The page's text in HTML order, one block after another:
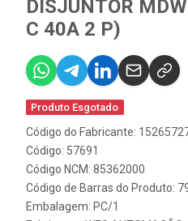
DISJUNTOR
C 40A 2 P)
Produto Esgotado
Código do Fabricante:
Código: 57691
Código NCM: 85362000
Código de Barras do Produto:
Embalagem: PC/1